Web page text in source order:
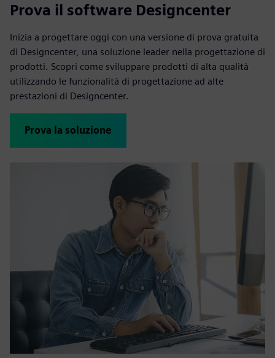
Prova il software Designcenter
Inizia a progettare oggi con una versione di prova gratuita
di Designcenter, una soluzione leader nella progettazione di
prodotti. Scopri come sviluppare prodotti di alta qualità
utilizzando le funzionalità di progettazione ad alte
prestazioni di Designcenter.
Prova la soluzione